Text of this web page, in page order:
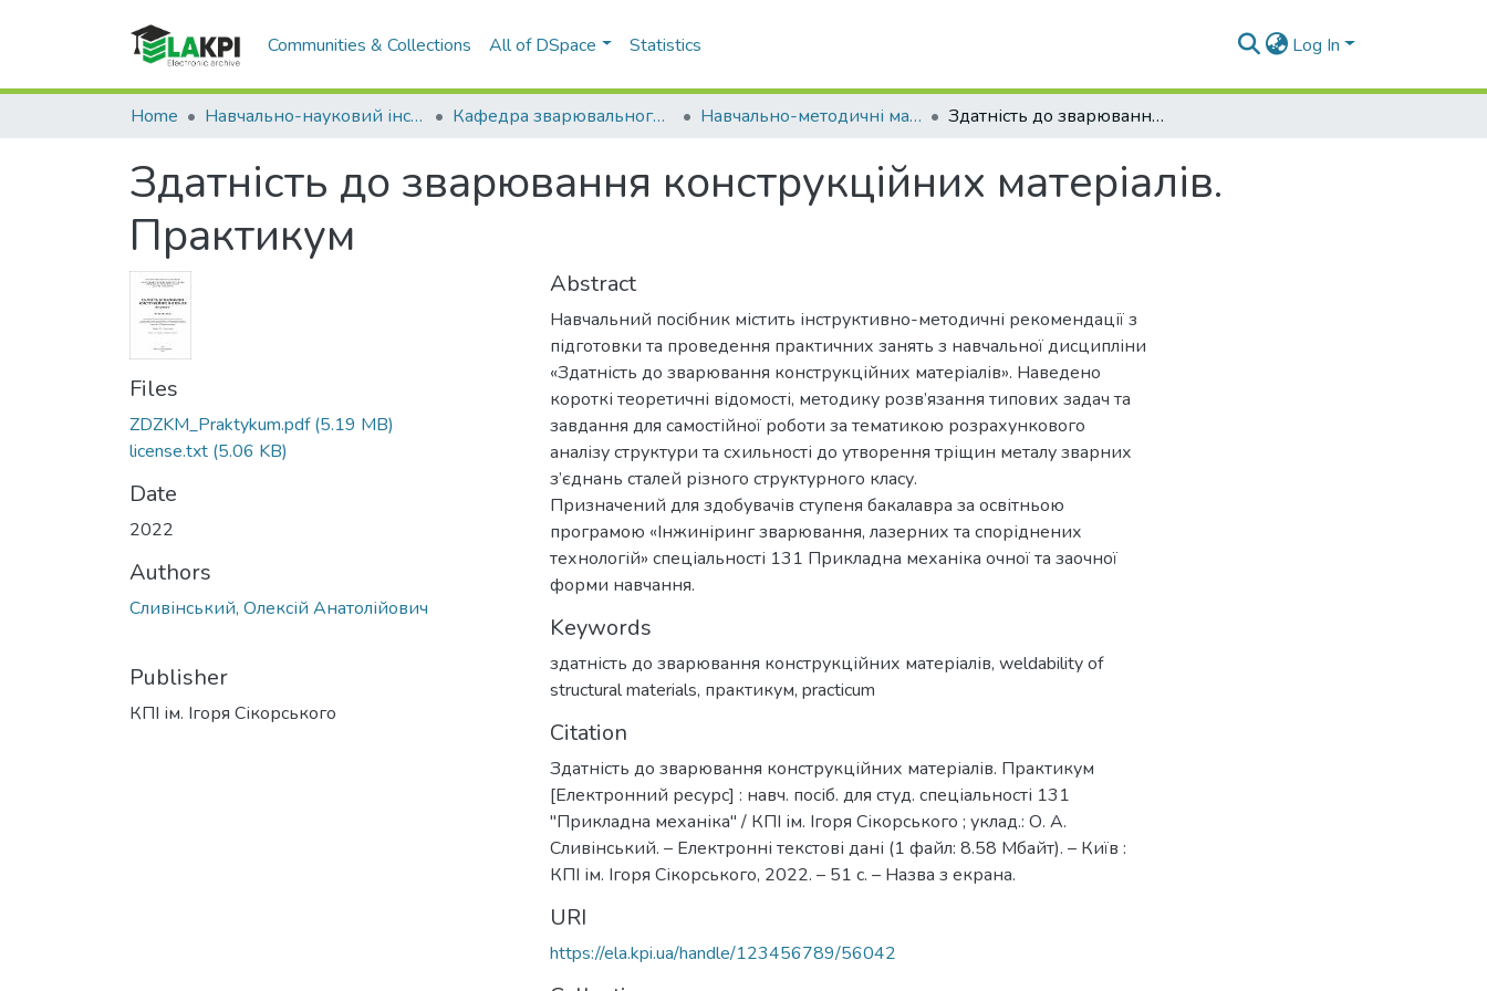
Communities & Collections All of DSpace Statistics Log In
Home Навчально-науковий інститут матеріалознавства та зварювання ім. Є.О. Патона (НН ІМЗ ім. Є.О. Патона) Кафедра зварювального виробництва (ЗВ) Навчально-методичні матеріали (ЗВ) Здатність до зварювання конструкційних матеріалів. Практикум
Здатність до зварювання конструкційних матеріалів.
Практикум
Files
ZDZKM_Praktykum.pdf(5.19 MB)
license.txt (5.06 KB)
Date
2022
Authors
Сливінський, Олексій Анатолійович
Publisher
КПІ ім. Ігоря Сікорського
Abstract
Навчальний посібник містить інструктивно-методичні рекомендації з
підготовки та проведення практичних занять з навчальної дисципліни
«Здатність до зварювання конструкційних матеріалів». Наведено
короткі теоретичні відомості, методику розв’язання типових задач та
завдання для самостійної роботи за тематикою розрахункового
аналізу структури та схильності до утворення тріщин металу зварних
з’єднань сталей різного структурного класу.
Призначений для здобувачів ступеня бакалавра за освітньою
програмою «Інжиніринг зварювання, лазерних та споріднених
технологій» спеціальності 131 Прикладна механіка очної та заочної
форми навчання.
Keywords
здатність до зварювання конструкційних матеріалів, weldability of
structural materials, практикум, practicum
Citation
Здатність до зварювання конструкційних матеріалів. Практикум
[Електронний ресурс] : навч. посіб. для студ. спеціальності 131
"Прикладна механіка" / КПІ ім. Ігоря Сікорського ; уклад.: О. А.
Сливінський. – Електронні текстові дані (1 файл: 8.58 Мбайт). – Київ :
КПІ ім. Ігоря Сікорського, 2022. – 51 с. – Назва з екрана.
URI
https://ela.kpi.ua/handle/123456789/56042